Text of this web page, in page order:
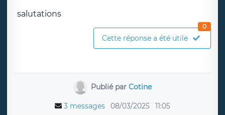
salutations
Cette réponse a été utile
0
Publié parCotine
3 messages 08/03/2025 11:05